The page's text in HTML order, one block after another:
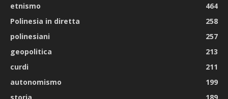
etnismo
464
Polinesia in diretta
258
polinesiani
257
geopolitica
213
curdi
211
autonomismo
199
storia
189